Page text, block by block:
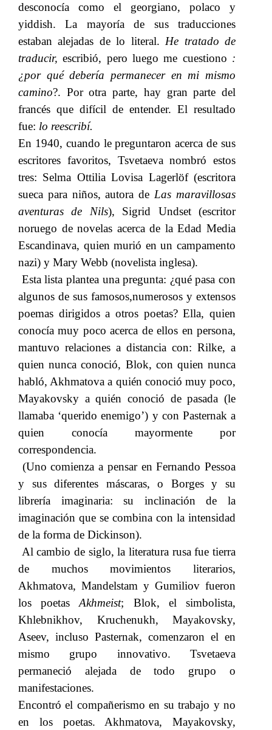
desconocía como el georgiano, polaco y
yiddish. La mayoría de sus traducciones
estaban alejadas de lo literal.​​ He tratado de
traducir, ​​ escribió, pero luego me cuestiono​​ :
¿por qué debería permanecer en mi mismo
camino?. Por otra parte, hay gran parte del
francés que difícil de entender. El resultado
fue:​​ lo reescribí.
En 1940, cuando le preguntaron acerca de sus
escritores favoritos, Tsvetaeva nombró estos
tres: Selma Ottilia Lovisa Lagerlöf (escritora
sueca para niños, autora de​​ Las maravillosas
aventuras de Nils), Sigrid Undset (escritor
noruego​​ de novelas acerca de la Edad Media
Escandinava, quien murió en un campamento
nazi) y Mary Webb (novelista inglesa).
Esta lista plantea una pregunta: ¿qué pasa con
algunos de sus famosos,numerosos y extensos
poemas dirigidos a otros poetas? Ella, quien
conocía muy poco acerca de ellos en persona,
mantuvo relaciones a distancia con: Rilke, a
quien nunca conoció, Blok, con quien nunca
habló, Akhmatova a quién conoció muy poco,
Mayakovsky a quién conoció de pasada (le
llamaba ‘querido enemigo’) y con Pasternak a
quien conocía mayormente por
correspondencia.
(Uno comienza a pensar en Fernando Pessoa
y sus diferentes máscaras, o Borges y su
librería imaginaria: su inclinación de la
imaginación que se combina con la intensidad
de la forma de Dickinson).
Al cambio de siglo, la literatura rusa fue tierra
de muchos movimientos literarios,
Akhmatova, Mandelstam y Gumiliov fueron
los poetas ​​ Akhmeist; Blok, el simbolista,
Khlebnikhov, Kruchenukh, Mayakovsky,
Aseev, incluso Pasternak, comenzaron el en
mismo grupo innovativo. Tsvetaeva
permaneció alejada de todo grupo o
manifestaciones.
Encontró el compañerismo en su trabajo y no
en los poetas. Akhmatova, Mayakovsky,